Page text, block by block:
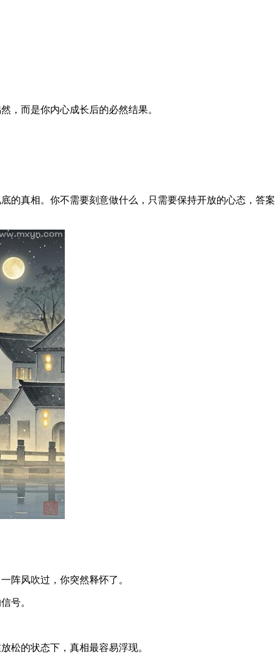
，而是你内心成长后的必然结果。
的真相。你不需要刻意做什么，只需要保持开放的心态，答案
阵风吹过，你突然释怀了。
号。
松的状态下，真相最容易浮现。